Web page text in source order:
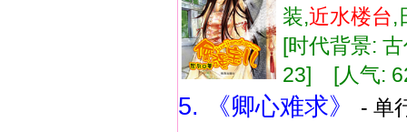
装,近水楼台,
[时代背景:
23] [人气:
5. 《卿心难求》
- 单